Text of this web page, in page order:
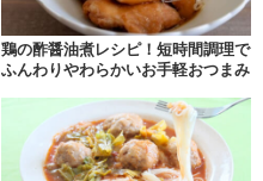
鶏の酢醤油煮レシピ！短時間調理で
ふんわりやわらかいお手軽おつまみ